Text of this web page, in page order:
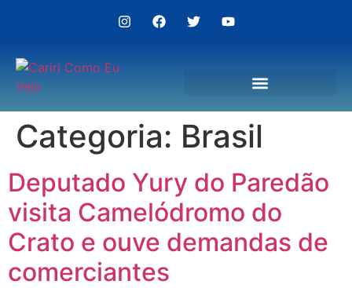
Categoria: Brasil
Deputado Yury do Paredão
visita Camelódromo do
Crato e ouve demandas de
comerciantes